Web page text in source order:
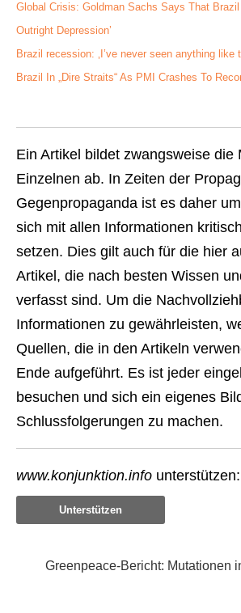
Global Crisis: Goldman Sachs Says That Brazil
Outright Depression’
Brazil recession: ‚I’ve never seen anything like
Brazil In „Dire Straits“ As PMI Crashes To
Ein Artikel bildet zwangsweise die
Einzelnen ab. In Zeiten der
Gegenpropaganda ist es daher
sich mit allen Informationen
setzen. Dies gilt auch für die hier
Artikel, die nach besten Wissen
verfasst sind. Um die
Informationen zu gewährleisten,
Quellen, die in den Artikeln
Ende aufgeführt. Es ist jeder
besuchen und sich ein eigenes
Schlussfolgerungen zu machen.
www.konjunktion.info unterstützen:
Unterstützen
Greenpeace-Bericht: Mutationen